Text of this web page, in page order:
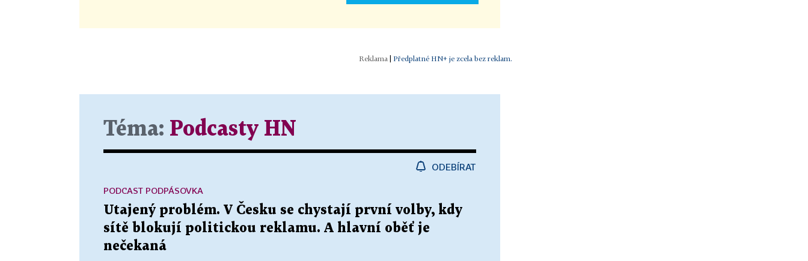
Předplatné HN+ je zcela bez reklam.
Téma: Podcasty HN
ODEBÍRAT
Utajený problém. V Česku se chystají první volby, kdy
sítě blokují politickou reklamu. A hlavní oběť je
nečekaná
PODCAST PODPÁSOVKA